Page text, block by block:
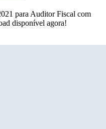
para Auditor Fiscal com
disponível agora!